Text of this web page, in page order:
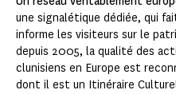
une signalétique dédiée, qui
informe les visiteurs sur le
depuis 2005, la qualité des
clunisiens en Europe est
dont il est un Itinéraire